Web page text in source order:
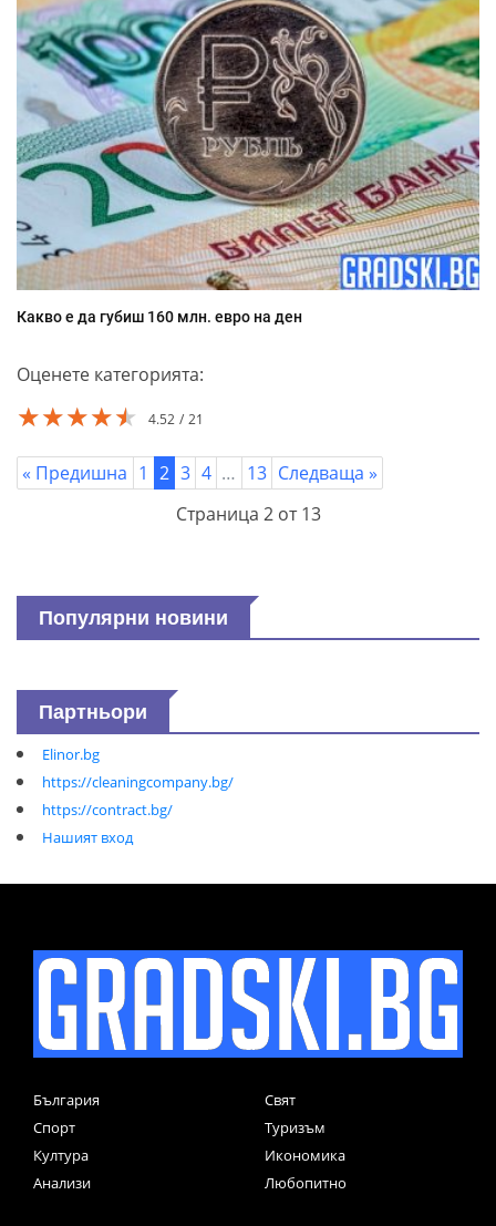
Какво е да губиш 160 млн. евро на ден
Оценете категорията:
★★★★★
★★★★★
★★★★★ 4.52 21
« Предишна 1 2 3 4 … 13 Следваща »
Страница 2 от 13
Популярни новини
Партньори
Elinor.bg
https://cleaningcompany.bg/
https://contract.bg/
Нашият вход
България
Свят
Спорт
Туризъм
Култура
Икономика
Анализи
Любопитно